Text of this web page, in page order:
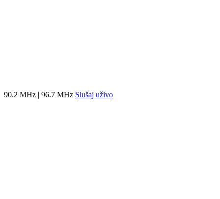
90.2 MHz | 96.7 MHz Slušaj uživo